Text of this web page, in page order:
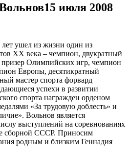
15 июля 2008
ушел из жизни один из
XX века – чемпион, двукратный
Олимпийских игр, чемпион
Европы, десятикратный
мастер спорта форвард
успехи в развитии
спорта награжден орденом
«За трудовую доблесть» и
Вольнов является
выступлений на соревнованиях
сборной СССР. Приносим
родным и близким Геннадия